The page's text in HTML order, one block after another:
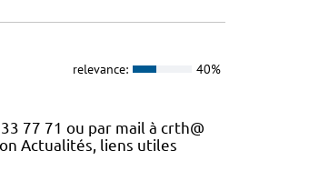
relevance: 40%
77 71 ou par mail à crth@
Actualités, liens utiles